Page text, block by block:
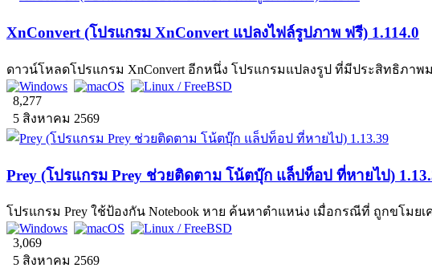
XnConvert (โปรแกรม XnConvert แปลงไฟล์รูปภาพ ฟรี) 1.114.0
ดาวน์โหลดโปรแกรม XnConvert อีกหนึ่ง โปรแกรมแปลงรูป ที่มีประสิทธิภา
8,277
5 สิงหาคม 2569
Prey (โปรแกรม Prey ช่วยติดตาม โน้ตบุ๊ก แล็ปท็อป ที่หายไป)
โปรแกรม Prey ใช้ป้องกัน Notebook หาย ค้นหาตำแหน่ง เมื่อกรณีที่ ถูกขโม
3,069
5 สิงหาคม 2569